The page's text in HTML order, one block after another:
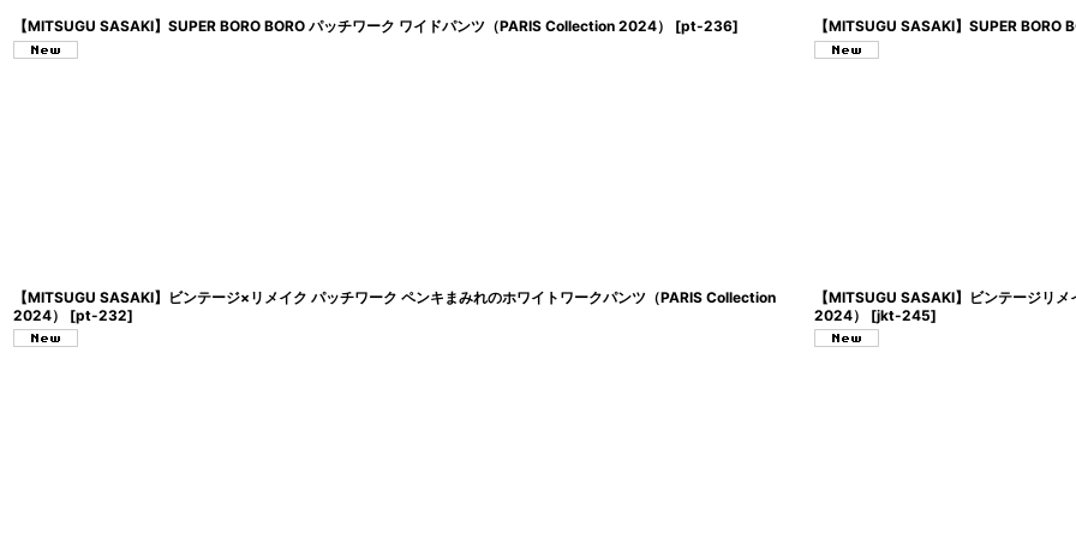
【MITSUGU SASAKI】SUPER BORO BORO パッチワーク ワイドパンツ（PARIS Collection 2024） [pt-236] 【MITSUGU SASAKI】SUPER
【MITSUGU SASAKI】ビンテージ×リメイク パッチワーク ペンキまみれのホワイトワークパンツ（PARIS Collection
2024）
[pt-232]
【MITSUGU SASAKI】ビンテージリ
2024）
[jkt-245]